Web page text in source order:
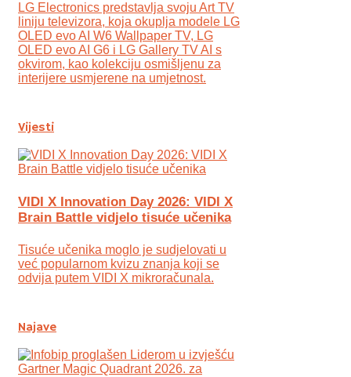
LG Electronics predstavlja svoju Art TV
liniju televizora, koja okuplja modele LG
OLED evo AI W6 Wallpaper TV, LG
OLED evo AI G6 i LG Gallery TV AI s
okvirom, kao kolekciju osmišljenu za
interijere usmjerene na umjetnost.
Vijesti
VIDI X Innovation Day 2026: VIDI X
Brain Battle vidjelo tisuće učenika
Tisuće učenika moglo je sudjelovati u
već popularnom kvizu znanja koji se
odvija putem VIDI X mikroračunala.
Najave